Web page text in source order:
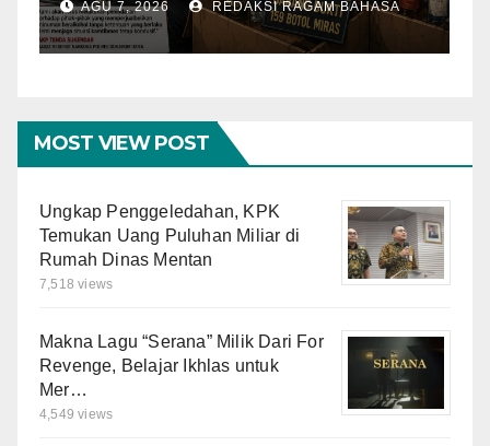
Operasi Penyakit
AGU 7, 2026 REDAKSI RAGAM BAHASA
MOST VIEW POST
Ungkap Penggeledahan, KPK
Temukan Uang Puluhan Miliar di
Rumah Dinas Mentan
7,518 views
Makna Lagu “Serana” Milik Dari For
Revenge, Belajar Ikhlas untuk
Mer…
4,549 views